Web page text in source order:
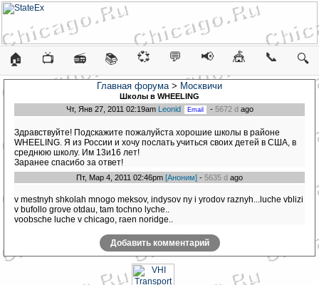
🏠 📺 📻 📚 💞 💬 📢 🎪 📞 🔍
Главная форума> Москвичи
Школы в WHEELING
Чт, Янв 27, 2011 02:19am Leonid - 5672 dago
Здравствуйте! Подскажите пожалуйста хорошие школы в районе
WHEELING. Я из России и хочу послать учиться своих детей в США, в
среднюю школу. Им 13и16 лет!
Заранее спасибо за ответ!
Пт, Мар 4, 2011 02:46pm [Аноним] - 5635 d ago
v mestnyh shkolah mnogo meksov, indysov ny i yrodov raznyh...luche vblizi
v bufollo grove otdau, tam tochno lyche..
voobsche luche v chicago, raen noridge..
Добавить комментарий